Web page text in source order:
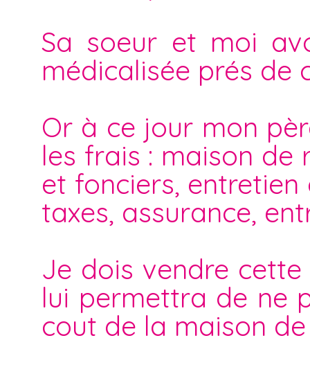
Sa soeur et moi
médicalisée prés de
Or à ce jour mon
les frais : maison de
et fonciers,
taxes, assurance,
Je dois vendre
lui permettra de ne
cout de la maison